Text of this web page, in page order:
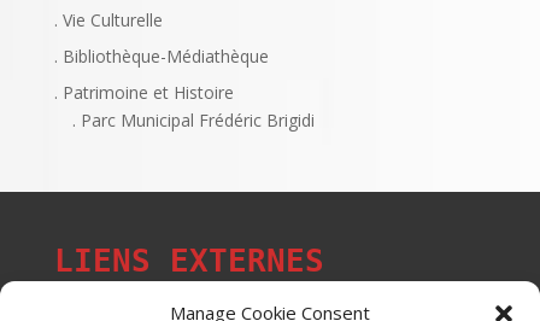
Manage Cookie Consent
. Vie Culturelle
. Bibliothèque-Médiathèque
. Patrimoine et Histoire
. Parc Municipal Frédéric Brigidi
LIENS EXTERNES